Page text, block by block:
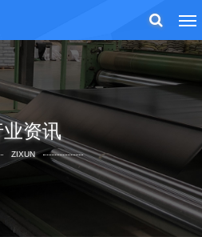
业资讯
ZIXUN